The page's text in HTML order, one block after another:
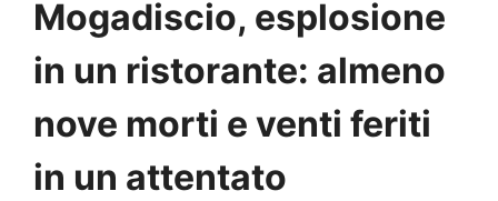
Mogadiscio, esplosione
in un ristorante: almeno
nove morti e venti feriti
in un attentato